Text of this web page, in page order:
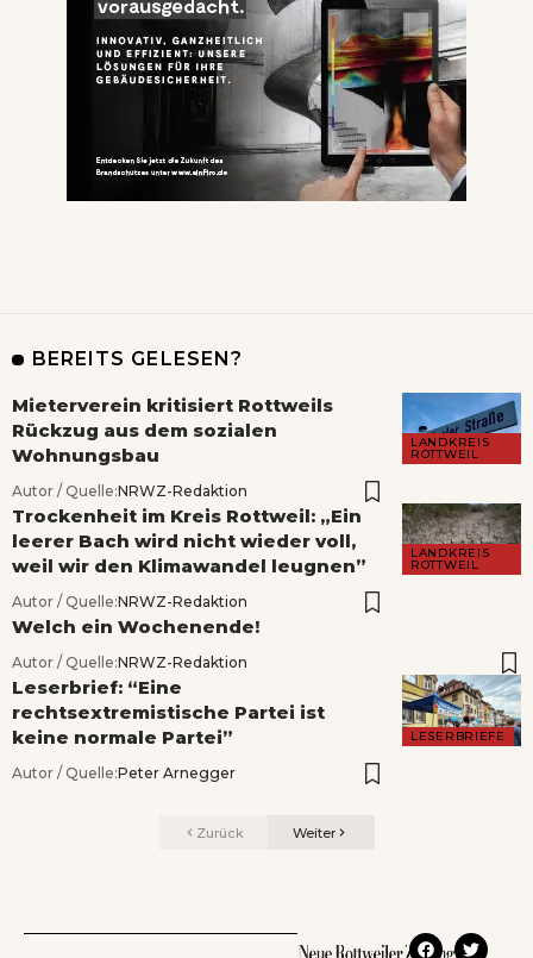
BEREITS GELESEN?
LANDKREIS
ROTTWEIL
Mieterverein kritisiert Rottweils
Rückzug aus dem sozialen
Wohnungsbau
Autor / Quelle:NRWZ-Redaktion
LANDKREIS
ROTTWEIL
Trockenheit im Kreis Rottweil: „Ein
leerer Bach wird nicht wieder voll,
weil wir den Klimawandel leugnen”
Autor / Quelle:NRWZ-Redaktion
Welch ein Wochenende!
Autor / Quelle:NRWZ-Redaktion
LESERBRIEFE
Leserbrief: “Eine
rechtsextremistische Partei ist
keine normale Partei”
Autor / Quelle:Peter Arnegger
Zurück Weiter